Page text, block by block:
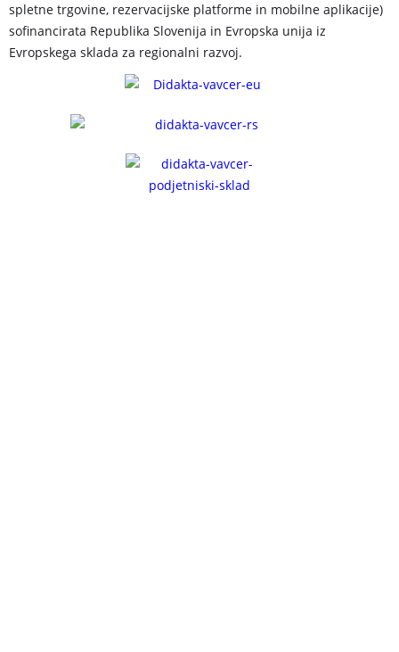
spletne trgovine, rezervacijske platforme in mobilne aplikacije)
sofinancirata Republika Slovenija in Evropska unija iz
Evropskega sklada za regionalni razvoj.